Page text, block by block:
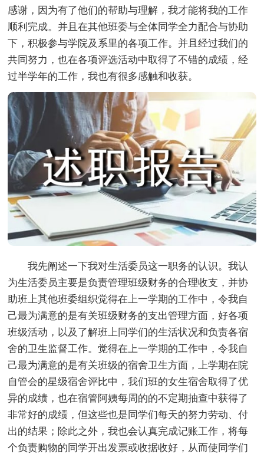
感谢，因为有了他们的帮助与理解，我才能将我的工作
顺利完成。并且在其他班委与全体同学全力配合与协助
下，积极参与学院及系里的各项工作。并且经过我们的
共同努力，也在各项评选活动中取得了不错的成绩，经
过半学年的工作，我也有很多感触和收获。
我先阐述一下我对生活委员这一职务的认识。我认
为生活委员主要是负责管理班级财务的合理收支，并协
助班上其他班委组织觉得在上一学期的工作中，令我自
己最为满意的是有关班级财务的支出管理方面，好各项
班级活动，以及了解班上同学们的生活状况和负责各宿
舍的卫生监督工作。觉得在上一学期的工作中，令我自
己最为满意的是有关班级的宿舍卫生方面，上学期在院
自管会的星级宿舍评比中，我们班的女生宿舍取得了优
异的成绩，也在宿管阿姨每周的的不定期抽查中获得了
非常好的成绩，但这些也是同学们每天的努力劳动、付
出的结果；除此之外，我也会认真完成记账工作，将每
个负责购物的同学开出发票或收据收好，从而使同学们